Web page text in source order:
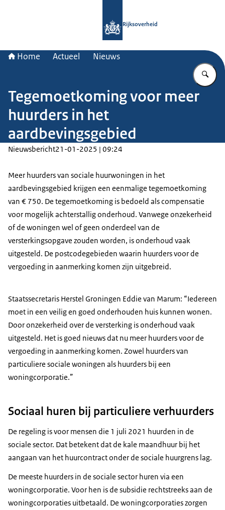
Rijksoverheid
Home Actueel Nieuws
Tegemoetkoming voor meer
huurders in het
aardbevingsgebied
Nieuwsbericht21-01-2025 | 09:24
Meer huurders van sociale huurwoningen in het
aardbevingsgebied krijgen een eenmalige tegemoetkoming
van € 750. De tegemoetkoming is bedoeld als compensatie
voor mogelijk achterstallig onderhoud. Vanwege onzekerheid
of de woningen wel of geen onderdeel van de
versterkingsopgave zouden worden, is onderhoud vaak
uitgesteld. De postcodegebieden waarin huurders voor de
vergoeding in aanmerking komen zijn uitgebreid.
Staatssecretaris Herstel Groningen Eddie van Marum: “Iedereen
moet in een veilig en goed onderhouden huis kunnen wonen.
Door onzekerheid over de versterking is onderhoud vaak
uitgesteld. Het is goed nieuws dat nu meer huurders voor de
vergoeding in aanmerking komen. Zowel huurders van
particuliere sociale woningen als huurders bij een
woningcorporatie.”
Sociaal huren bij particuliere verhuurders
De regeling is voor mensen die 1 juli 2021 huurden in de
sociale sector. Dat betekent dat de kale maandhuur bij het
aangaan van het huurcontract onder de sociale huurgrens lag.
De meeste huurders in de sociale sector huren via een
woningcorporatie. Voor hen is de subsidie rechtstreeks aan de
woningcorporaties uitbetaald. De woningcorporaties zorgen